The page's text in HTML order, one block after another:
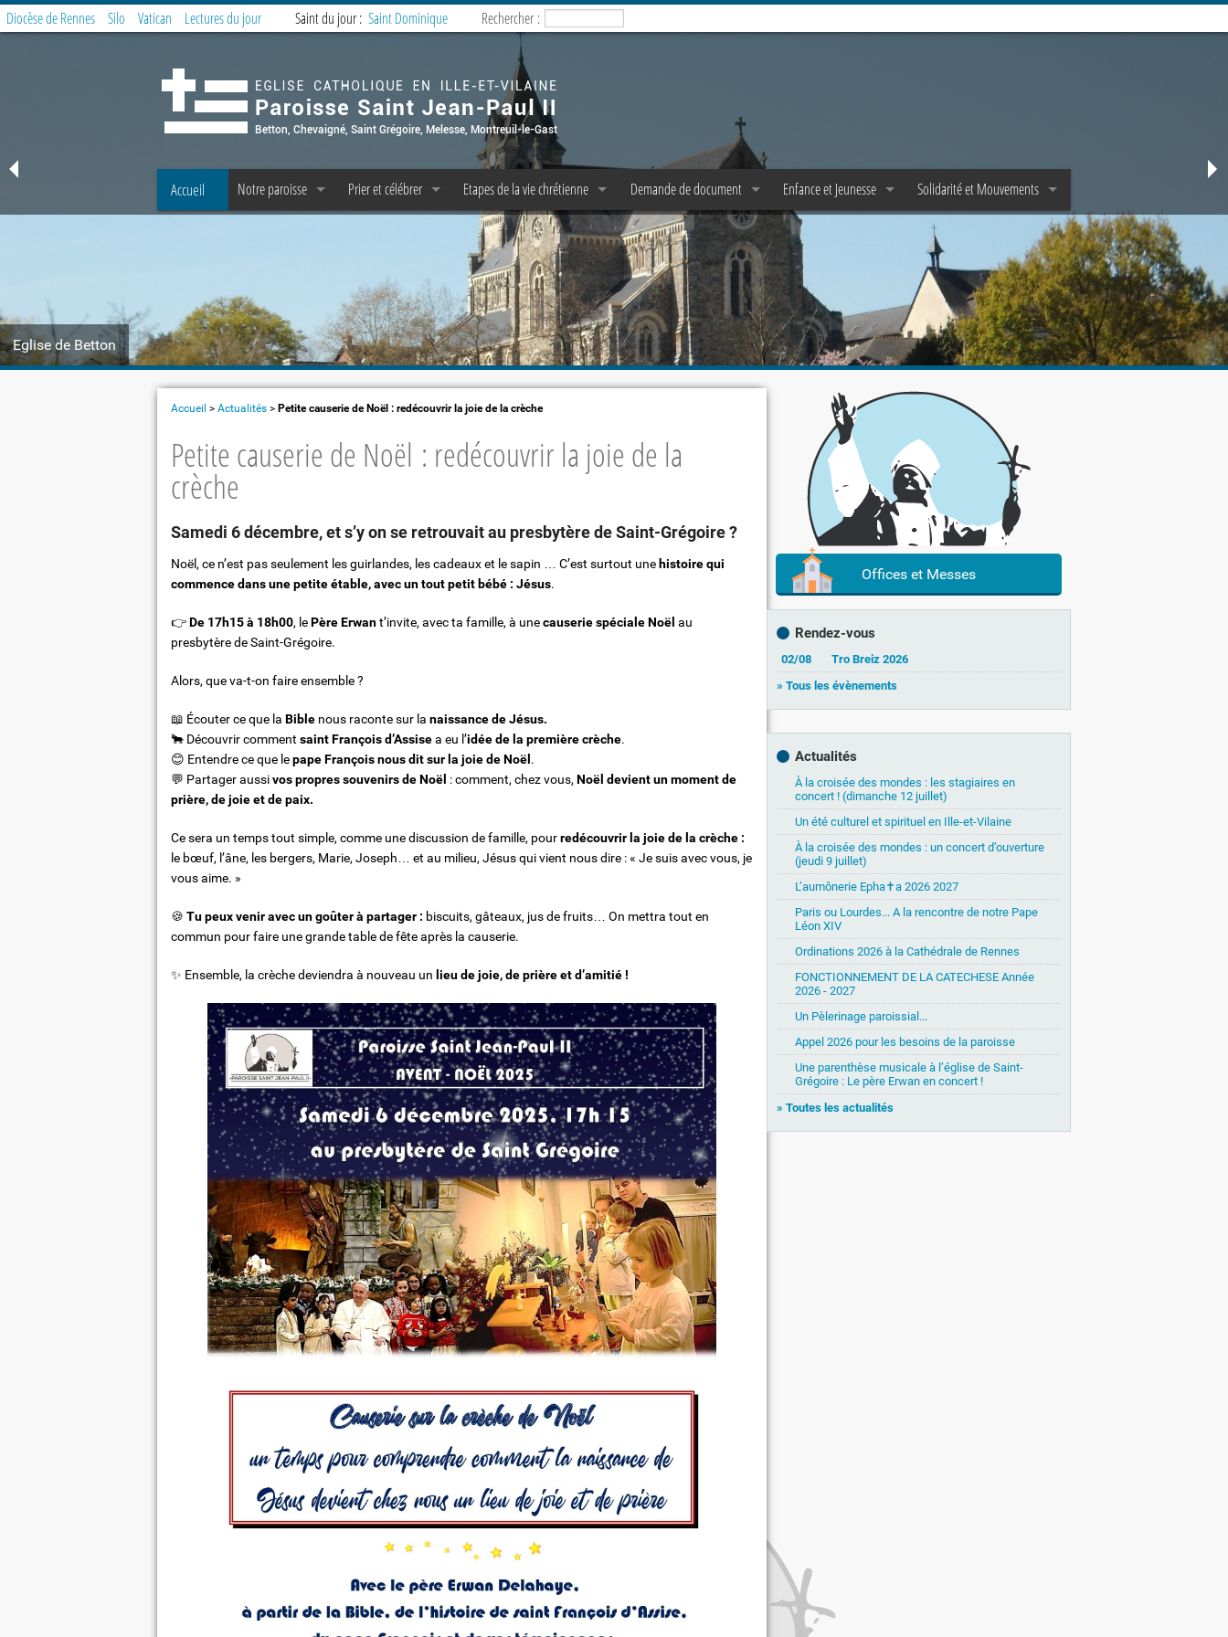
Eglise de Betton
Diocèse de Rennes Silo Vatican Lectures du jour Saint du jour : Saint Dominique Rechercher :
Accueil
Notre paroisse
Prêtres, diacres, laïcs permanents, C P P et C P A E
Les fraternités paroissiales
Covoiturage à Betton : messe dominicale
Le Petit Echo de Betton
Léontine Dolivet : "Une figure de Betton !"
Orchestre
Prier et célébrer
Préparer la messe dominicale
Service de la liturgie
Offrandes de messe
Groupes et temps de prière
Etapes de la vie chrétienne
Baptême
Confession/Réconciliation
Première Communion
Profession de Foi
Confirmation
Mariage
Sacrement des malades
Obsèques
Demande de document
Copie d’acte de baptême
Enfance et Jeunesse
Enfance
Pasto Jeunes et Epha✝a
M.E.J. et Scoutisme
Solidarité et Mouvements
Mouvements d’adultes
Mouvements de jeunes
Pastorale de la santé
Solidarité
Accueil > Actualités > Petite causerie de Noël : redécouvrir la joie de la crèche
Petite causerie de Noël : redécouvrir la joie de la
crèche
Samedi 6 décembre, et s’y on se retrouvait au presbytère de Saint-Grégoire ?
Noël, ce n’est pas seulement les guirlandes, les cadeaux et le sapin … C’est surtout une histoire qui
commence dans une petite étable, avec un tout petit bébé : Jésus.
👉De 17h15 à 18h00, lePère Erwant’invite, avec ta famille, à unecauserie spéciale Noël au
presbytère de Saint-Grégoire.
Alors, que va-t-on faire ensemble ?
📖 Écouter ce que la Bible nous raconte sur la naissance de Jésus.
🐂 Découvrir comment saint François d’Assisea eu l’idée de la première crèche.
😊 Entendre ce que lepape François nous dit sur la joie de Noël .
💬 Partager aussivos propres souvenirs de Noël : comment, chez vous, Noël devient un moment de
prière, de joie et de paix.
Ce sera un temps tout simple, comme une discussion de famille, pourredécouvrir la joie de la crèche :
le bœuf, l’âne, les bergers, Marie, Joseph… et au milieu, Jésus qui vient nous dire : « Je suis avec vous, je
vous aime. »
🍪 Tu peux venir avec un goûter à partager : biscuits, gâteaux, jus de fruits… On mettra tout en
commun pour faire une grande table de fête après la causerie.
✨ Ensemble, la crèche deviendra à nouveau un lieu de joie, de prière et d’amitié !
Offices et Messes
Rendez-vous
02/08
Tro Breiz 2026
» Tous les évènements
Actualités
À la croisée des mondes : les stagiaires en
concert ! (dimanche 12 juillet)
Un été culturel et spirituel en Ille-et-Vilaine
À la croisée des mondes : un concert d’ouverture
(jeudi 9 juillet)
L’aumônerie Epha✝a 2026 2027
Paris ou Lourdes... A la rencontre de notre Pape
Léon XIV
Ordinations 2026 à la Cathédrale de Rennes
FONCTIONNEMENT DE LA CATECHESE Année
2026 - 2027
Un Pèlerinage paroissial...
Appel 2026 pour les besoins de la paroisse
Une parenthèse musicale à l’église de Saint-
Grégoire : Le père Erwan en concert !
» Toutes les actualités